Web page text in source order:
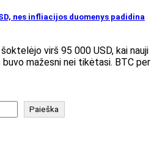
nes infliacijos duomenys padidina
virš 95 000 USD, kai nauji
mažesni nei tikėtasi. BTC per
Paieška